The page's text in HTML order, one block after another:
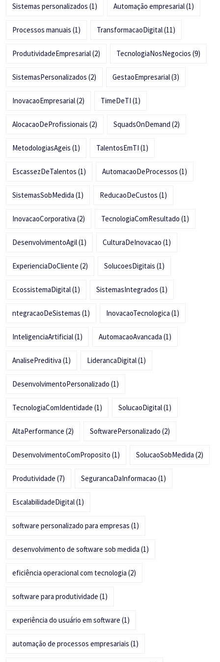
Sistemas personalizados (1) Automação empresarial(1)
Processos manuais (1) TransformacaoDigital(11)
ProdutividadeEmpresarial(2) TecnologiaNosNegocios (9)
SistemasPersonalizados (2) GestaoEmpresarial(3)
InovacaoEmpresarial(2) TimeDeTI (1)
AlocacaoDeProfissionais (2) SquadsOnDemand (2)
MetodologiasAgeis (1) TalentosEmTI (1)
EscassezDeTalentos (1) AutomacaoDeProcessos (1)
SistemasSobMedida (1) ReducaoDeCustos (1)
InovacaoCorporativa (2) TecnologiaComResultado (1)
DesenvolvimentoAgil(1) CulturaDeInovacao (1)
ExperienciaDoCliente (2) SolucoesDigitais (1)
EcossistemaDigital(1) SistemasIntegrados (1)
ntegracaoDeSistemas (1) InovacaoTecnologica (1)
InteligenciaArtificial(1) AutomacaoAvancada (1)
AnalisePreditiva (1) LiderancaDigital(1)
DesenvolvimentoPersonalizado (1)
TecnologiaComIdentidade (1) SolucaoDigital(1)
AltaPerformance (2) SoftwarePersonalizado (2)
DesenvolvimentoComProposito (1) SolucaoSobMedida (2)
Produtividade (7) SegurancaDaInformacao (1)
EscalabilidadeDigital(1)
software personalizado para empresas (1)
desenvolvimento de software sob medida (1)
eficiência operacional com tecnologia (2)
software para produtividade (1)
experiência do usuário em software (1)
automação de processos empresariais (1)